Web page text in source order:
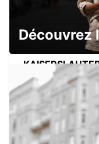
Découvrez